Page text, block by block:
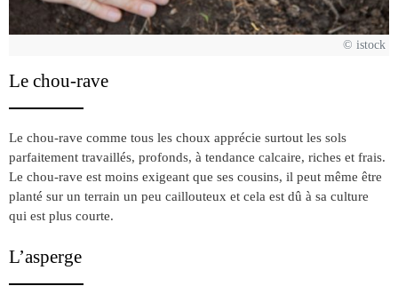
© istock
Le chou-rave
Le chou-rave comme tous les choux apprécie surtout les sols
parfaitement travaillés, profonds, à tendance calcaire, riches et frais.
Le chou-rave est moins exigeant que ses cousins, il peut même être
planté sur un terrain un peu caillouteux et cela est dû à sa culture
qui est plus courte.
L’asperge